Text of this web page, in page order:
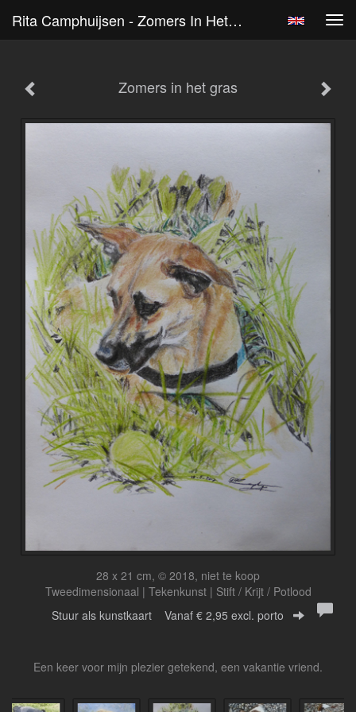
Rita Camphuijsen - Zomers In Het Gras
Zomers in het gras
28 x 21 cm, © 2018, niet te koop
Tweedimensionaal | Tekenkunst | Stift / Krijt / Potlood
Stuur als kunstkaart Vanaf € 2,95 excl. porto
Een keer voor mijn plezier getekend, een vakantie vriend.